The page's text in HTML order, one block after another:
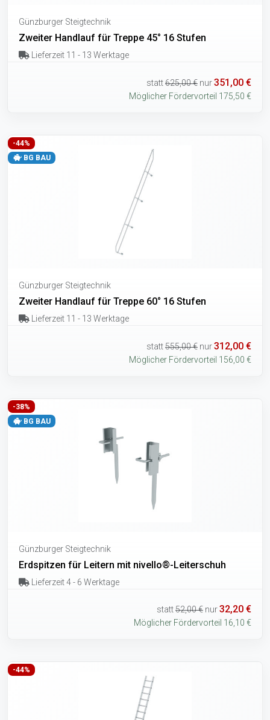
Günzburger Steigtechnik
Zweiter Handlauf für Treppe 45° 16 Stufen
Lieferzeit 11 - 13 Werktage
statt625,00 € nur351,00 €
Möglicher Fördervorteil 175,50 €
-44%
BG BAU
Günzburger Steigtechnik
Zweiter Handlauf für Treppe 60° 16 Stufen
Lieferzeit 11 - 13 Werktage
statt555,00 € nur312,00 €
Möglicher Fördervorteil 156,00 €
-38%
BG BAU
Günzburger Steigtechnik
Erdspitzen für Leitern mit nivello®-Leiterschuh
Lieferzeit 4 - 6 Werktage
statt52,00 € nur32,20 €
Möglicher Fördervorteil 16,10 €
-44%